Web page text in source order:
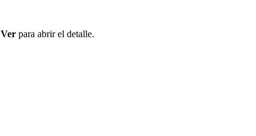
Ver para abrir el detalle.